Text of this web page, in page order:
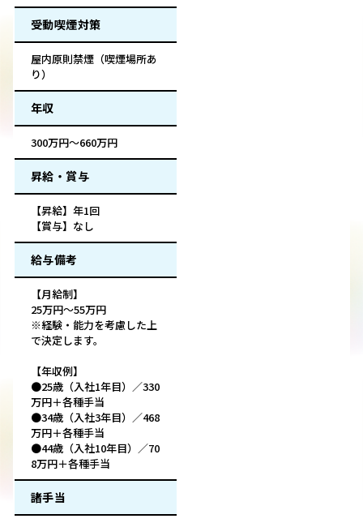
受動喫煙対策
屋内原則禁煙（喫煙場所あ
り）
年収
300万円～660万円
昇給・賞与
【昇給】年1回
【賞与】なし
給与備考
【月給制】
25万円〜55万円
※経験・能力を考慮した上
で決定します。
【年収例】
●25歳（入社1年目）／330
万円＋各種手当
●34歳（入社3年目）／468
万円＋各種手当
●44歳（入社10年目）／70
8万円＋各種手当
諸手当